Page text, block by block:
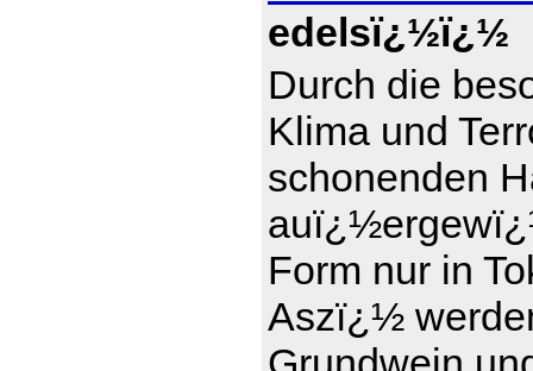
edelsï¿½ï¿½
Durch die
Klima und
schonenden
Form nur in
Aszï¿½